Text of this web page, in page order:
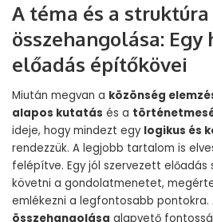
A téma és a struktúra
összehangolása: Egy
előadás építőkövei
Miután megvan a közönség
alapos kutatás és a
ideje, hogy mindezt egy logikus és
rendezzük. A legjobb tartalom is
felépítve. Egy jól szervezett előadás
követni a gondolatmenetet,
emlékezni a legfontosabb pontokra.
összehangolása alapvető